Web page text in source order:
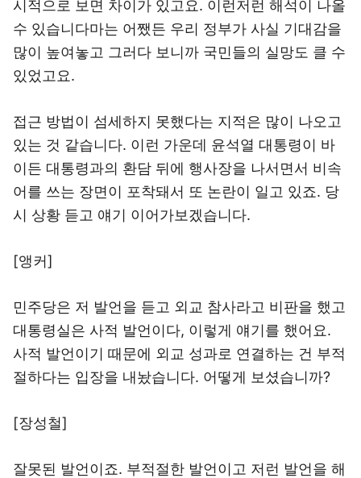
시적으로 보면 차이가 있고요. 이런저런 해석이 나올
수 있습니다마는 어쨌든 우리 정부가 사실 기대감을
많이 높여놓고 그러다 보니까 국민들의 실망도 클 수
있었고요.
접근 방법이 섬세하지 못했다는 지적은 많이 나오고
있는 것 같습니다. 이런 가운데 윤석열 대통령이 바
이든 대통령과의 환담 뒤에 행사장을 나서면서 비속
어를 쓰는 장면이 포착돼서 또 논란이 일고 있죠. 당
시 상황 듣고 얘기 이어가보겠습니다.
[앵커]
민주당은 저 발언을 듣고 외교 참사라고 비판을 했고
대통령실은 사적 발언이다, 이렇게 얘기를 했어요.
사적 발언이기 때문에 외교 성과로 연결하는 건 부적
절하다는 입장을 내놨습니다. 어떻게 보셨습니까?
[장성철]
잘못된 발언이죠. 부적절한 발언이고 저런 발언을 해